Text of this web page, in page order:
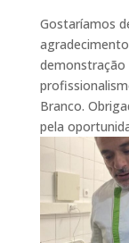
Gostaríamos
demonstração
Branco.
pela